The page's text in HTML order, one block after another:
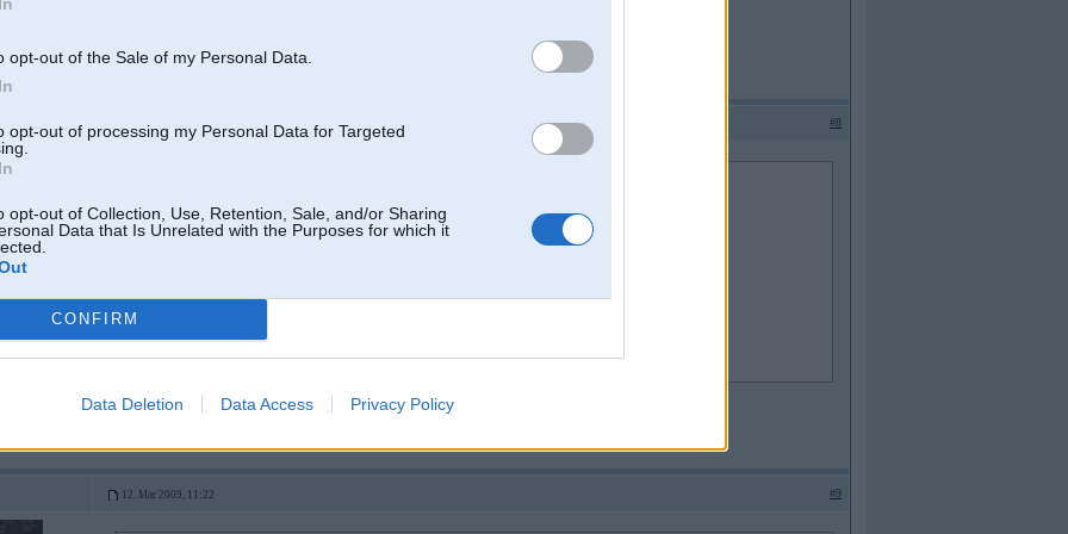
opt-out of the Sale of my Personal Data.
opt-out of processing my Personal Data for Targeted
opt-out of Collection, Use, Retention, Sale, and/or Sharing
Data that Is Unrelated with the Purposes for which it
CONFIRM
Data Deletion Data Access Privacy Policy
12. Mar 2009, 11:15 #8
jo mazāk viņiem maksāsim uz rokas, jo mazāk viņi būs uz ielām ...
Paši sametās degvielai un brauc !
Iedomā - katrs noziedojot 5čuku degvielai, var kukuļos ieķert kaut vai 50 Ls katrs ... kāpēc gan ne ?
Un vai mēs to gribam atbalstiit ?
sūdu tu te stum
12. Mar 2009, 11:22 #9